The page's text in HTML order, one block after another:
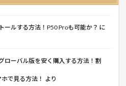
ールする方法！P50 Proも可能か？ に
ローバル版を安く購入する方法！割
で見る方法！ より